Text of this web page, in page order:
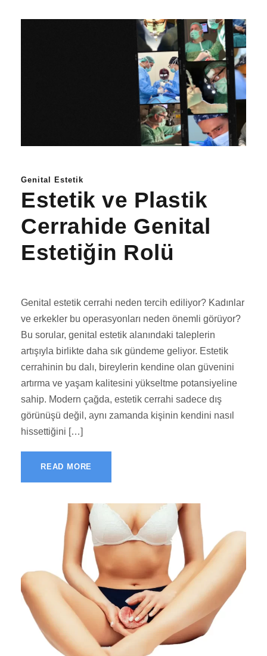
Genital Estetik
Estetik ve Plastik
Cerrahide Genital
Estetiğin Rolü
Genital estetik cerrahi neden tercih ediliyor? Kadınlar
ve erkekler bu operasyonları neden önemli görüyor?
Bu sorular, genital estetik alanındaki taleplerin
artışıyla birlikte daha sık gündeme geliyor. Estetik
cerrahinin bu dalı, bireylerin kendine olan güvenini
artırma ve yaşam kalitesini yükseltme potansiyeline
sahip. Modern çağda, estetik cerrahi sadece dış
görünüşü değil, aynı zamanda kişinin kendini nasıl
hissettiğini […]
READ MORE